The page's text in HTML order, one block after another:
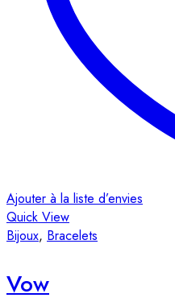
Ajouter à la liste d’envies
Quick View
Bijoux, Bracelets
Vow